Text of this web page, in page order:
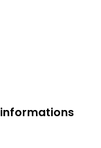
informations